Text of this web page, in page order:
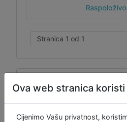
LJETNA AKCIJA
Ova web stranica
Cijenimo Vašu privatnost,